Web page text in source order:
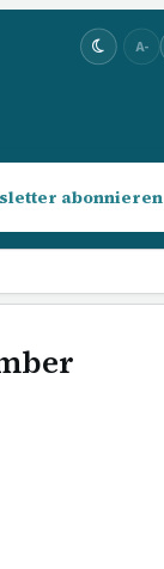
A-
abonnieren